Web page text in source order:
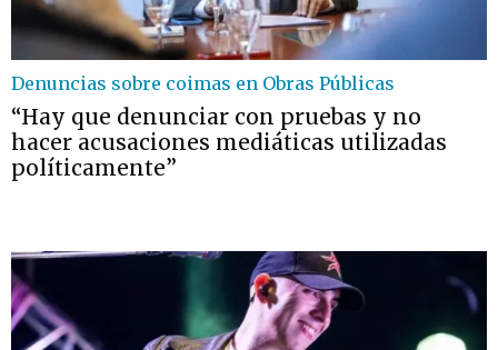
Denuncias sobre coimas en Obras Públicas
“Hay que denunciar con pruebas y no
hacer acusaciones mediáticas utilizadas
políticamente”